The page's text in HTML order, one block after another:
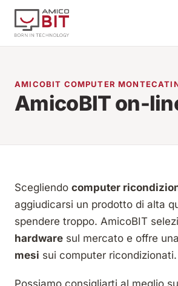
Salta al contenuto
AMICOBIT COMPUTER
AmicoBIT on-
Scegliendo computer
aggiudicarsi un prodotto di alta
spendere troppo. AmicoBIT
hardware sul mercato e offre una
mesi sui computer ricondizionati.
Possiamo consigliarti al meglio